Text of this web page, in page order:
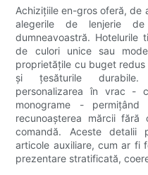
Achizițiile en-gros oferă, de
alegerile de lenjerie
dumneavoastră.
de culori unice sau
proprietățile cu buget
și țesăturile durabile.
personalizarea în vrac -
monograme - permițând
recunoașterea mărcii
comandă. Aceste detalii
articole auxiliare, cum ar fi
prezentare stratificată,